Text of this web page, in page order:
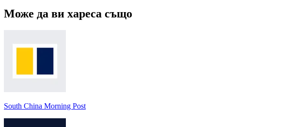
Може да ви хареса също
South China Morning Post